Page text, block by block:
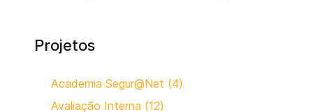
Projetos
Academia Segur@Net (4)
Avaliação Interna (12)